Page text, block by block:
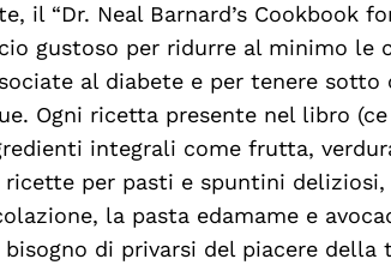
il “Dr. Neal Barnard’s Cookbook
gustoso per ridurre al minimo le
al diabete e per tenere
Ogni ricetta presente nel libro
integrali come frutta,
ricette per pasti e spuntini
la pasta edamame e
di privarsi del piacere della